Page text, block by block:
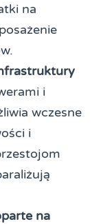
na
i
wczesne
i
na